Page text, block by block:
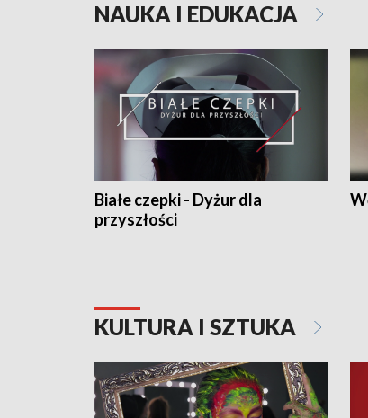
NAUKA I EDUKACJA
Białe czepki - Dyżur dla
przyszłości
KULTURA I SZTUKA